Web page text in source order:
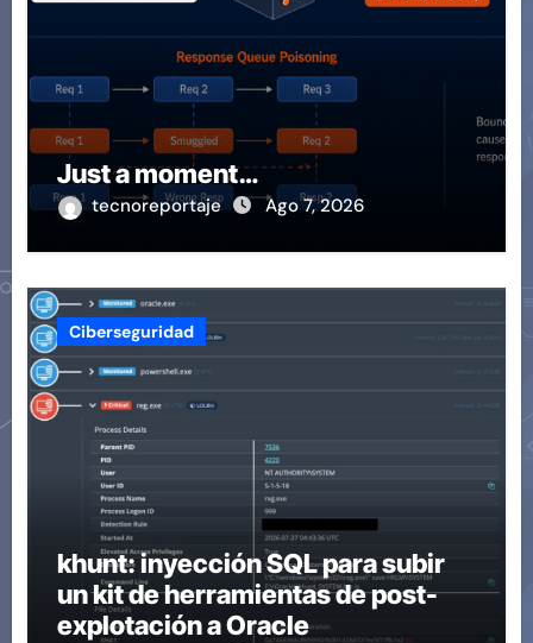
Just a moment…
tecnoreportaje Ago 7, 2026
Ciberseguridad
khunt: inyección SQL para subir
un kit de herramientas de post-
explotación a Oracle